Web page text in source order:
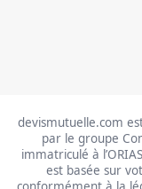
devismutuelle.com
par le groupe
immatriculé à
est basée sur